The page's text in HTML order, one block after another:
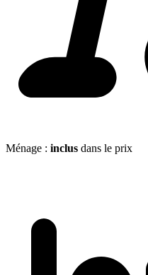
Ménage : inclus dans le prix